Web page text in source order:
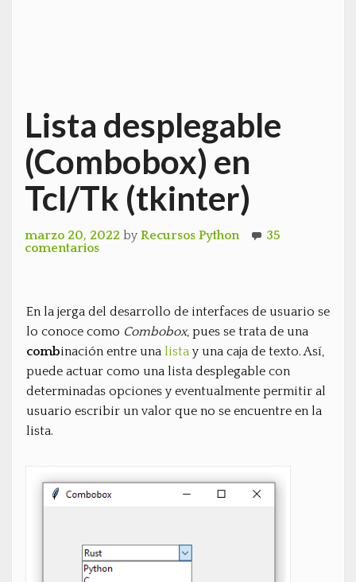
Lista desplegable
(Combobox) en
Tcl/Tk (tkinter)
marzo 20, 2022 by Recursos Python
35
comentarios
En la jerga del desarrollo de interfaces de usuario se
lo conoce como Combobox, pues se trata de una
combinación entre una lista y una caja de texto. Así,
puede actuar como una lista desplegable con
determinadas opciones y eventualmente permitir al
usuario escribir un valor que no se encuentre en la
lista.